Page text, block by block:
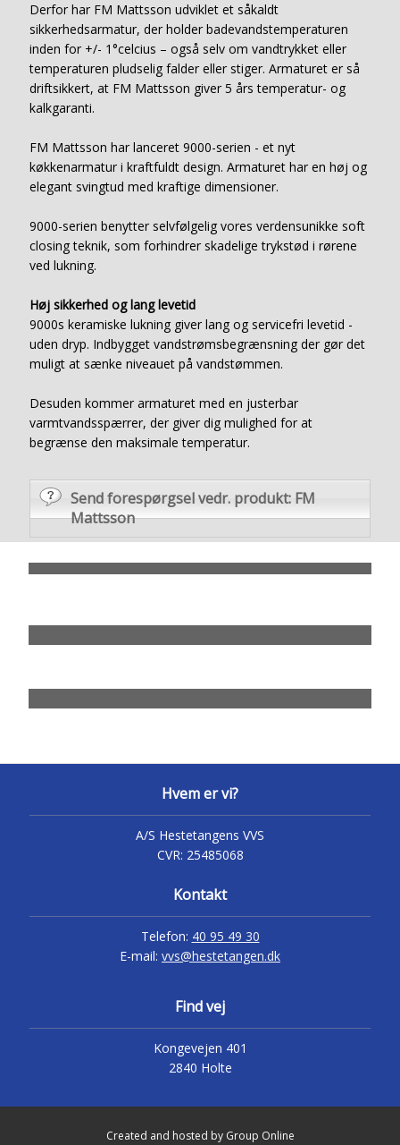
Derfor har FM Mattsson udviklet et såkaldt
sikkerhedsarmatur, der holder badevandstemperaturen
inden for +/- 1°celcius – også selv om vandtrykket eller
temperaturen pludselig falder eller stiger. Armaturet er så
driftsikkert, at FM Mattsson giver 5 års temperatur- og
kalkgaranti.
FM Mattsson har lanceret 9000-serien - et nyt
køkkenarmatur i kraftfuldt design. Armaturet har en høj og
elegant svingtud med kraftige dimensioner.
9000-serien benytter selvfølgelig vores verdensunikke soft
closing teknik, som forhindrer skadelige trykstød i rørene
ved lukning.
Høj sikkerhed og lang levetid
9000s keramiske lukning giver lang og servicefri levetid -
uden dryp. Indbygget vandstrømsbegrænsning der gør det
muligt at sænke niveauet på vandstømmen.
Desuden kommer armaturet med en justerbar
varmtvandsspærrer, der giver dig mulighed for at
begrænse den maksimale temperatur.
Send forespørgsel vedr. produkt: FM
Mattsson
Hvem er vi?
A/S Hestetangens VVS
CVR: 25485068
Kontakt
Telefon: 40 95 49 30
E-mail: vvs@hestetangen.dk
​Find vej
Kongevejen 401
2840 Holte​
Created and hosted by Group Online